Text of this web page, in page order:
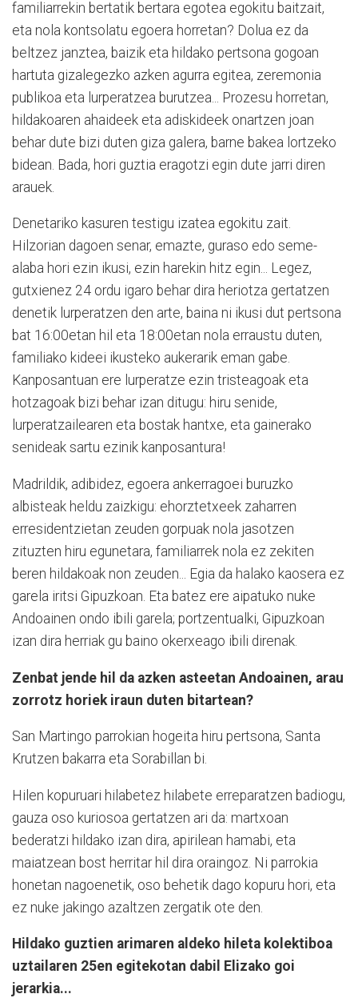
familiarrekin bertatik bertara egotea egokitu baitzait,
eta nola kontsolatu egoera horretan? Dolua ez da
beltzez janztea, baizik eta hildako pertsona gogoan
hartuta gizalegezko azken agurra egitea, zeremonia
publikoa eta lurperatzea burutzea... Prozesu horretan,
hildakoaren ahaideek eta adiskideek onartzen joan
behar dute bizi duten giza galera, barne bakea lortzeko
bidean. Bada, hori guztia eragotzi egin dute jarri diren
arauek.
Denetariko kasuren testigu izatea egokitu zait.
Hilzorian dagoen senar, emazte, guraso edo seme-
alaba hori ezin ikusi, ezin harekin hitz egin... Legez,
gutxienez 24 ordu igaro behar dira heriotza gertatzen
denetik lurperatzen den arte, baina ni ikusi dut pertsona
bat 16:00etan hil eta 18:00etan nola erraustu duten,
familiako kideei ikusteko aukerarik eman gabe.
Kanposantuan ere lurperatze ezin tristeagoak eta
hotzagoak bizi behar izan ditugu: hiru senide,
lurperatzailearen eta bostak hantxe, eta gainerako
senideak sartu ezinik kanposantura!
Madrildik, adibidez, egoera ankerragoei buruzko
albisteak heldu zaizkigu: ehorztetxeek zaharren
erresidentzietan zeuden gorpuak nola jasotzen
zituzten hiru egunetara, familiarrek nola ez zekiten
beren hildakoak non zeuden... Egia da halako kaosera ez
garela iritsi Gipuzkoan. Eta batez ere aipatuko nuke
Andoainen ondo ibili garela; portzentualki, Gipuzkoan
izan dira herriak gu baino okerxeago ibili direnak.
Zenbat jende hil da azken asteetan Andoainen, arau
zorrotz horiek iraun duten bitartean?
San Martingo parrokian hogeita hiru pertsona, Santa
Krutzen bakarra eta Sorabillan bi.
Hilen kopuruari hilabetez hilabete erreparatzen badiogu,
gauza oso kuriosoa gertatzen ari da: martxoan
bederatzi hildako izan dira, apirilean hamabi, eta
maiatzean bost herritar hil dira oraingoz. Ni parrokia
honetan nagoenetik, oso behetik dago kopuru hori, eta
ez nuke jakingo azaltzen zergatik ote den.
Hildako guztien arimaren aldeko hileta kolektiboa
uztailaren 25en egitekotan dabil Elizako goi
jerarkia...